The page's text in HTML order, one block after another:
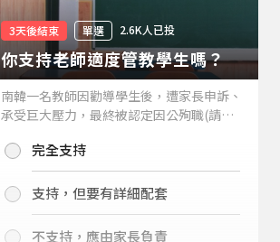
3天後結束 單選 2.6K人已投
你支持老師適度管教學生嗎？
南韓一名教師因勸導學生後，遭家長申訴、
承受巨大壓力，最終被認定因公殉職(請見
你支持老師適度管教學生嗎？
完全支持
支持，但要有詳細配套
不支持，應由家長負責